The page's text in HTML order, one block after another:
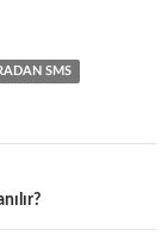
SMS